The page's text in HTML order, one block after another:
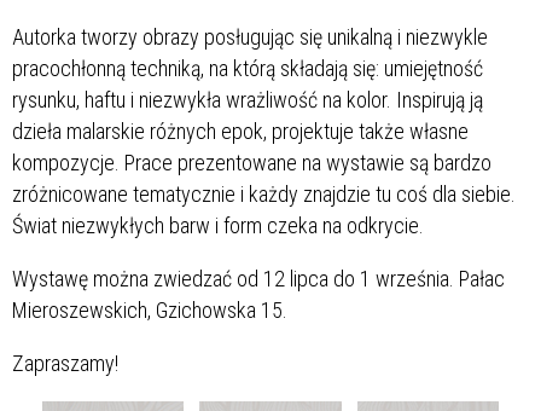
Autorka tworzy obrazy posługując się unikalną i niezwykle
pracochłonną techniką, na którą składają się: umiejętność
rysunku, haftu i niezwykła wrażliwość na kolor. Inspirują ją
dzieła malarskie różnych epok, projektuje także własne
kompozycje. Prace prezentowane na wystawie są bardzo
zróżnicowane tematycznie i każdy znajdzie tu coś dla siebie.
Świat niezwykłych barw i form czeka na odkrycie.
Wystawę można zwiedzać od 12 lipca do 1 września. Pałac
Mieroszewskich, Gzichowska 15.
Zapraszamy!